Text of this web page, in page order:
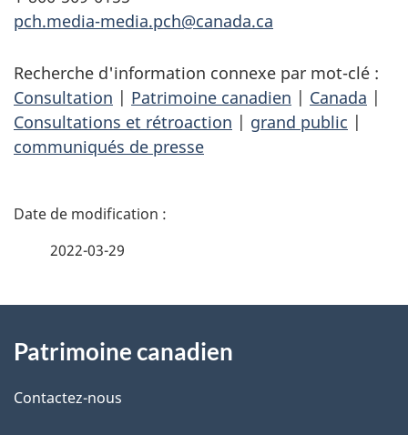
pch.media-media.pch@canada.ca
Recherche d'information connexe par mot-clé :
Consultation | Patrimoine canadien | Canada |
Consultations et rétroaction | grand public |
communiqués de presse
D
i
l
2022-03-29
propos
de
Patrimoine canadien
Contactez-nous